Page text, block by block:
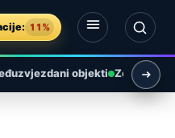
11%
objekti Zemlja i